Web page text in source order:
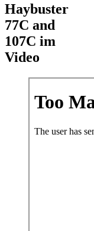
Haybuster
77C and
107C im
Video